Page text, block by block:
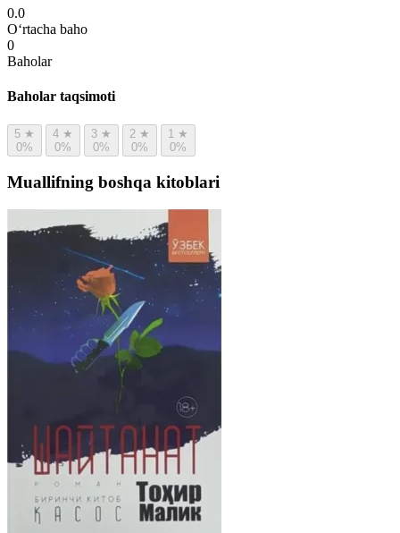
0.0
O‘rtacha baho
0
Baholar
Baholar taqsimoti
5 ★
0%
4 ★
0%
3 ★
0%
2 ★
0%
1 ★
0%
Muallifning boshqa kitoblari